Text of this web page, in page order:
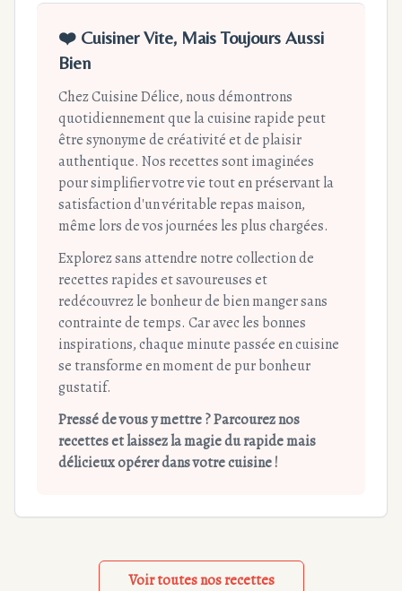
❤️ Cuisiner Vite, Mais Toujours Aussi
Bien
Chez Cuisine Délice, nous démontrons
quotidiennement que la cuisine rapide peut
être synonyme de créativité et de plaisir
authentique. Nos recettes sont imaginées
pour simplifier votre vie tout en préservant la
satisfaction d'un véritable repas maison,
même lors de vos journées les plus chargées.
Explorez sans attendre notre collection de
recettes rapides et savoureuses et
redécouvrez le bonheur de bien manger sans
contrainte de temps. Car avec les bonnes
inspirations, chaque minute passée en cuisine
se transforme en moment de pur bonheur
gustatif.
Pressé de vous y mettre ? Parcourez nos
recettes et laissez la magie du rapide mais
délicieux opérer dans votre cuisine !
Voir toutes nos recettes